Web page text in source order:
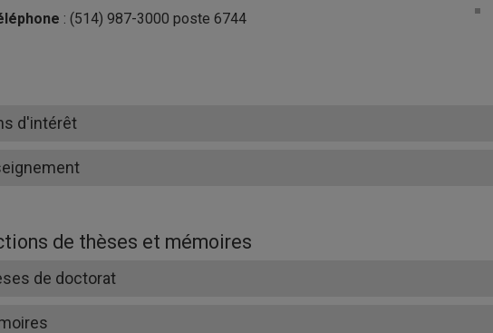
: (514) 987-3000 poste 6744
d'intérêt
de thèses et mémoires
de doctorat